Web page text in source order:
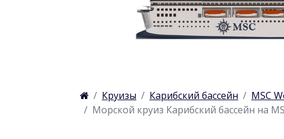
Круизы Карибский бассейн
MSC
Морской круиз Карибский бассейн на